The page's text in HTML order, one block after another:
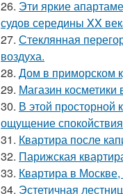
26. Эти яркие
судов середины XX
27. Стеклянная
воздуха.
28. Дом в приморском
29. Магазин
30. В этой просторной
ощущение
31. Квартира после
32. Парижская
33. Квартира в Москве,
34. Эстетичная